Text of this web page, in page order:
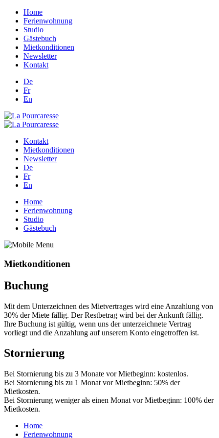
Home
Ferienwohnung
Studio
Gästebuch
Mietkonditionen
Newsletter
Kontakt
De
Fr
En
Kontakt
Mietkonditionen
Newsletter
De
Fr
En
Home
Ferienwohnung
Studio
Gästebuch
Mietkonditionen
Buchung
Mit dem Unterzeichnen des Mietvertrages wird eine Anzahlung von
30% der Miete fällig. Der Restbetrag wird bei der Ankunft fällig.
Ihre Buchung ist gültig, wenn uns der unterzeichnete Vertrag
vorliegt und die Anzahlung auf unserem Konto eingetroffen ist.
Stornierung
Bei Stornierung bis zu 3 Monate vor Mietbeginn: kostenlos.
Bei Stornierung bis zu 1 Monat vor Mietbeginn: 50% der
Mietkosten.
Bei Stornierung weniger als einen Monat vor Mietbeginn: 100% der
Mietkosten.
Home
Ferienwohnung